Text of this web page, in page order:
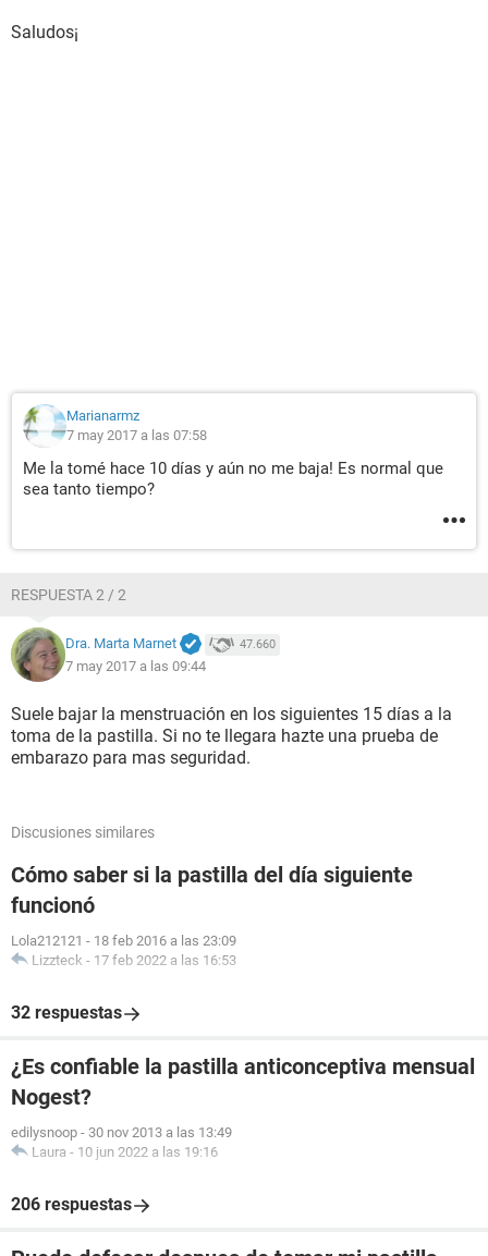
Saludos¡
Marianarmz
7 may 2017 a las 07:58
Me la tomé hace 10 días y aún no me baja! Es normal que
sea tanto tiempo?
RESPUESTA 2 / 2
Dra. Marta Marnet 47.660
7 may 2017 a las 09:44
Suele bajar la menstruación en los siguientes 15 días a la
toma de la pastilla. Si no te llegara hazte una prueba de
embarazo para mas seguridad.
Discusiones similares
Cómo saber si la pastilla del día siguiente
funcionó
Lola212121 - 18 feb 2016 a las 23:09
Lizzteck - 17 feb 2022 a las 16:53
32 respuestas
¿Es confiable la pastilla anticonceptiva mensual
Nogest?
edilysnoop - 30 nov 2013 a las 13:49
Laura - 10 jun 2022 a las 19:16
206 respuestas